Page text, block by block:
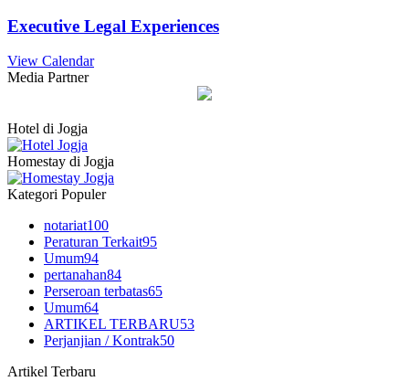
Executive Legal Experiences
View Calendar
Media Partner
Hotel di Jogja
Homestay di Jogja
Kategori Populer
notariat100
Peraturan Terkait95
Umum94
pertanahan84
Perseroan terbatas65
Umum64
ARTIKEL TERBARU53
Perjanjian / Kontrak50
Artikel Terbaru